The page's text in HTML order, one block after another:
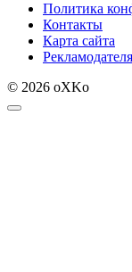
Политика
Контакты
Карта сайта
© 2026 oXKo